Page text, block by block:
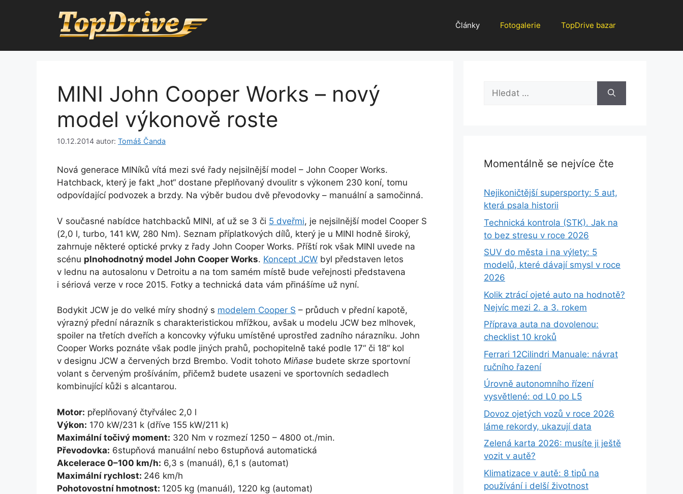
Články Fotogalerie TopDrive bazar
MINI John Cooper Works – nový
model výkonově roste
10.12.2014 autor: Tomáš Čanda
Nová generace MINíků vítá mezi své řady nejsilnější model – John Cooper Works.
Hatchback, který je fakt „hot“ dostane přeplňovaný dvoulitr s výkonem 230 koní, tomu
odpovídající podvozek a brzdy. Na výběr budou dvě převodovky – manuální a samočinná.
V současné nabídce hatchbacků MINI, ať už se 3 či 5 dveřmi, je nejsilnější model Cooper S
(2,0 l, turbo, 141 kW, 280 Nm). Seznam příplatkových dílů, který je u MINI hodně široký,
zahrnuje některé optické prvky z řady John Cooper Works. Příští rok však MINI uvede na
scénu plnohodnotný model John Cooper Works. Koncept JCW byl představen letos
v lednu na autosalonu v Detroitu a na tom samém místě bude veřejnosti představena
i sériová verze v roce 2015. Fotky a technická data vám přinášíme už nyní.
Bodykit JCW je do velké míry shodný s modelem Cooper S – průduch v přední kapotě,
výrazný přední nárazník s charakteristickou mřížkou, avšak u modelu JCW bez mlhovek,
spoiler na třetích dveřích a koncovky výfuku umístěné uprostřed zadního nárazníku. John
Cooper Works poznáte však podle jiných prahů, pochopitelně také podle 17“ či 18“ kol
v designu JCW a červených brzd Brembo. Vodit tohoto Miňase budete skrze sportovní
volant s červeným prošíváním, přičemž budete usazeni ve sportovních sedadlech
kombinující kůži s alcantarou.
Motor: přeplňovaný čtyřválec 2,0 l
Výkon: 170 kW/231 k (dříve 155 kW/211 k)
Maximální točivý moment: 320 Nm v rozmezí 1250 – 4800 ot./min.
Převodovka: 6stupňová manuální nebo 6stupňová automatická
Akcelerace 0–100 km/h: 6,3 s (manuál), 6,1 s (automat)
Maximální rychlost: 246 km/h
Pohotovostní hmotnost: 1205 kg (manuál), 1220 kg (automat)
Hledat:
Momentálně se nejvíce čte
Nejikoničtější supersporty: 5 aut,
která psala historii
Technická kontrola (STK). Jak na
to bez stresu v roce 2026
SUV do města i na výlety: 5
modelů, které dávají smysl v roce
2026
Kolik ztrácí ojeté auto na hodnotě?
Nejvíc mezi 2. a 3. rokem
Příprava auta na dovolenou:
checklist 10 kroků
Ferrari 12Cilindri Manuale: návrat
ručního řazení
Úrovně autonomního řízení
vysvětlené: od L0 po L5
Dovoz ojetých vozů v roce 2026
láme rekordy, ukazují data
Zelená karta 2026: musíte ji ještě
vozit v autě?
Klimatizace v autě: 8 tipů na
používání i delší životnost